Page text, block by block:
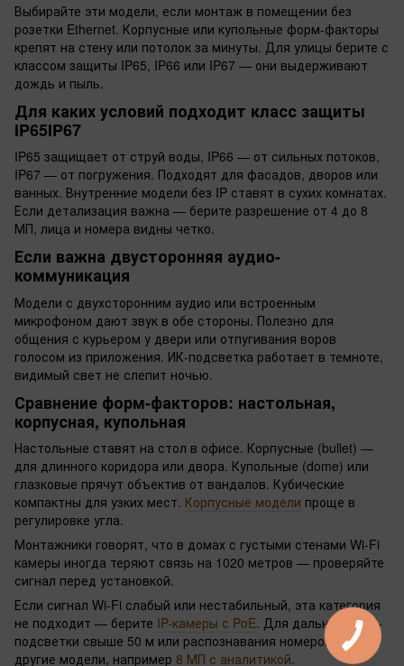
Выбирайте эти модели, если монтаж в помещении без
розетки Ethernet. Корпусные или купольные форм-факторы
крепят на стену или потолок за минуты. Для улицы берите с
классом защиты IP65, IP66 или IP67 — они выдерживают
дождь и пыль.
Для каких условий подходит класс защиты
IP65IP67
IP65 защищает от струй воды, IP66 — от сильных потоков,
IP67 — от погружения. Подходят для фасадов, дворов или
ванных. Внутренние модели без IP ставят в сухих комнатах.
Если детализация важна — берите разрешение от 4 до 8
МП, лица и номера видны четко.
Если важна двусторонняя аудио-
коммуникация
Модели с двухсторонним аудио или встроенным
микрофоном дают звук в обе стороны. Полезно для
общения с курьером у двери или отпугивания воров
голосом из приложения. ИК-подсветка работает в темноте,
видимый свет не слепит ночью.
Сравнение форм-факторов: настольная,
корпусная, купольная
Настольные ставят на стол в офисе. Корпусные (bullet) —
для длинного коридора или двора. Купольные (dome) или
глазковые прячут объектив от вандалов. Кубические
компактны для узких мест. Корпусные модели проще в
регулировке угла.
Монтажники говорят, что в домах с густыми стенами Wi-Fi
камеры иногда теряют связь на 1020 метров — проверяйте
сигнал перед установкой.
Если сигнал Wi-Fi слабый или нестабильный, эта категория
не подходит — берите IP-камеры с PoE. Для дальности ИК-
подсветки свыше 50 м или распознавания номеров нужны
другие модели, например 8 МП с аналитикой.